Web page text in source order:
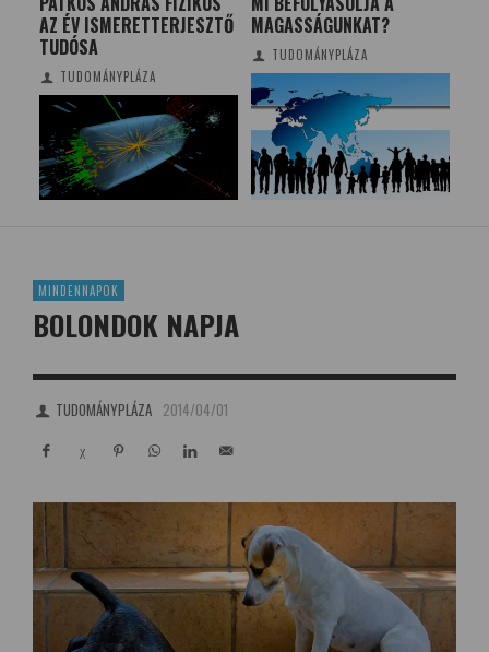
AZ ÉV ISMERETTERJESZTŐ
TUDÓSA
TUDOMÁNYPLÁZA
MAGASSÁGUNKAT?
TUDOMÁNYPLÁZA
MINDENNAPOK
BOLONDOK NAPJA
TUDOMÁNYPLÁZA 2014/04/01